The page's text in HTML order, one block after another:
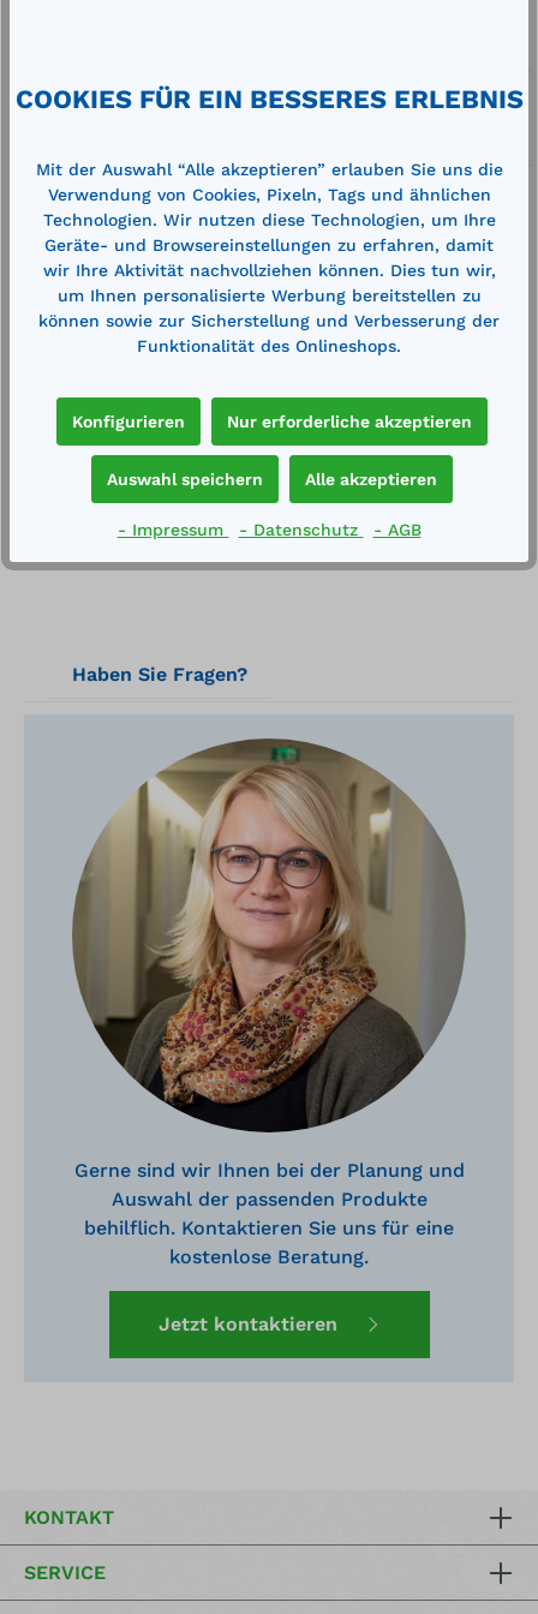
Lieferung frei Haus
Beschreibung
Gewicht: ca. 12,5 kgBlähglas ist granuliertes
leicht, druckfest, nicht bre…Mehr
Technische Daten
Haben Sie Fragen?
Gerne sind wir Ihnen bei der Planung und
Auswahl der passenden Produkte
behilflich. Kontaktieren Sie uns für eine
kostenlose Beratung.
Jetzt kontaktieren
KONTAKT
SERVICE
COOKIES FÜR EIN BESSERES ERLEBNIS
Mit der Auswahl “Alle akzeptieren” erlauben Sie uns die
Verwendung von Cookies, Pixeln, Tags und ähnlichen
Technologien. Wir nutzen diese Technologien, um Ihre
Geräte- und Browsereinstellungen zu erfahren, damit
wir Ihre Aktivität nachvollziehen können. Dies tun wir,
um Ihnen personalisierte Werbung bereitstellen zu
können sowie zur Sicherstellung und Verbesserung der
Funktionalität des Onlineshops.
Konfigurieren Nur erforderliche akzeptieren
Auswahl speichern Alle akzeptieren
- Impressum - Datenschutz - AGB